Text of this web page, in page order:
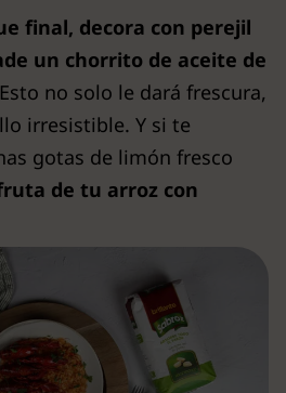
final, decora con perejil
un chorrito de aceite de
Esto no solo le dará frescura,
irresistible. Y si te
gotas de limón fresco
de tu arroz con